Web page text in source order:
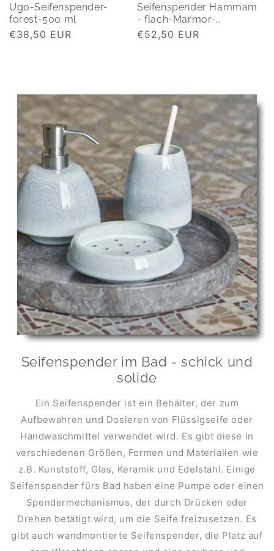
Ugo-Seifenspender-
forest-500 ml
Normaler
€38,50 EUR
Seifenspender Hammam
- flach-Marmor-
anthrazit-200 ml
Normaler
€52,50 EUR
Seifenspender im Bad - schick und
solide
Ein Seifenspender ist ein Behälter, der zum
Aufbewahren und Dosieren von Flüssigseife oder
Handwaschmittel verwendet wird. Es gibt diese in
verschiedenen Größen, Formen und Materialien wie
z.B. Kunststoff, Glas, Keramik und Edelstahl. Einige
Seifenspender fürs Bad haben eine Pumpe oder einen
Spendermechanismus, der durch Drücken oder
Drehen betätigt wird, um die Seife freizusetzen. Es
gibt auch wandmontierte Seifenspender, die Platz auf